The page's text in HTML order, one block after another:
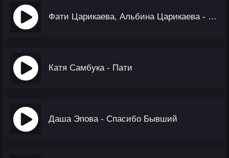
Фати Царикаева, Альбина Царикаева - Бадола
Катя Самбука - Пати
Даша Эпова - Спасибо Бывший